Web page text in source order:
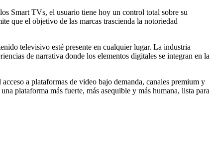
Smart TVs, el usuario tiene hoy un control total sobre su
que el objetivo de las marcas trascienda la notoriedad
televisivo esté presente en cualquier lugar. La industria
de narrativa donde los elementos digitales se integran en la
a plataformas de video bajo demanda, canales premium y
plataforma más fuerte, más asequible y más humana, lista para